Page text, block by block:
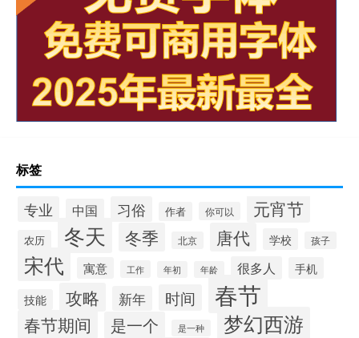
标签
专业 中国 习俗 作者 你可以 元宵节
农历 冬天 冬季 北京 唐代 学校 孩子
宋代 寓意 工作 年初 年龄 很多人 手机
技能 攻略 新年 时间 春节
春节期间 是一个 是一种 梦幻西游